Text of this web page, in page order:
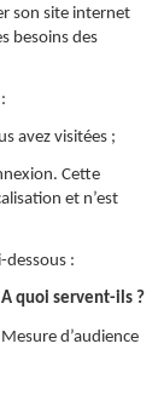
son site internet
besoins des
avez visitées ;
Cette
et n’est
dessous :
A quoi servent-ils ?
Mesure d’audience